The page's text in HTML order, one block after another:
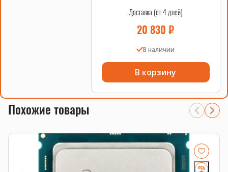
Доставка (от 4 дней)
20 830₽
В наличии
В корзину
Похожие товары